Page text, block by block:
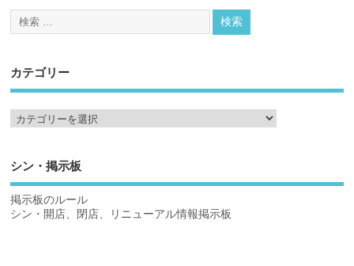
カテゴリー
シン・掲示板
掲示板のルール
シン・開店、閉店、リニューアル情報掲示板